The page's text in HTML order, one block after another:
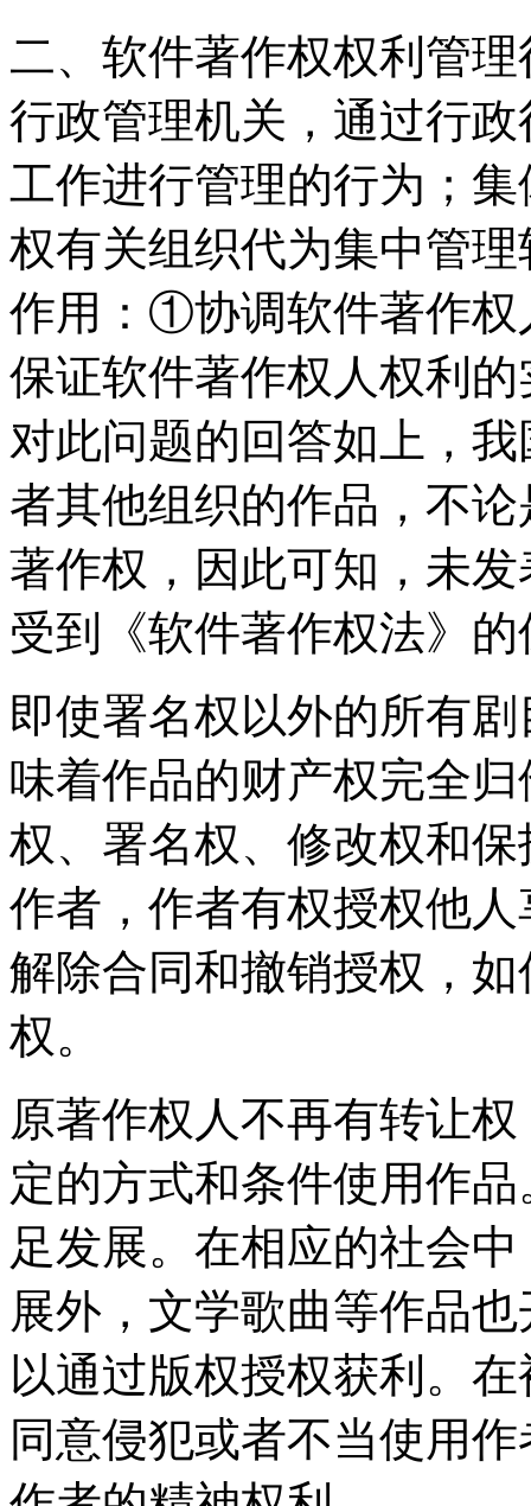
二、软件著作权权利管
行政管理机关，通过行
工作进行管理的行为；
权有关组织代为集中管
作用：①协调软件著作
保证软件著作权人权利
对此问题的回答如上，
者其他组织的作品，不
著作权，因此可知，未
受到《软件著作权法》
即使署名权以外的所有
味着作品的财产权完全
权、署名权、修改权和
作者，作者有权授权他
解除合同和撤销授权，
权。
原著作权人不再有转让
定的方式和条件使用作
足发展。在相应的社会
展外，文学歌曲等作品
以通过版权授权获利。
同意侵犯或者不当使用